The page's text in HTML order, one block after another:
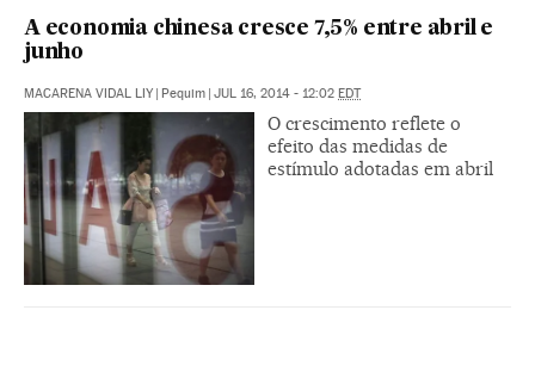
A economia chinesa cresce 7,5% entre abril e
junho
MACARENA VIDAL LIY | Pequim | JUL 16, 2014 - 12:02 EDT
O crescimento reflete o
efeito das medidas de
estímulo adotadas em abril